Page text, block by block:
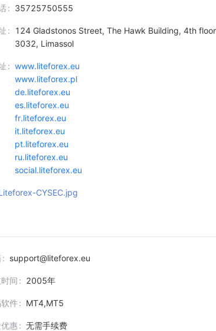
35725750555
124 Gladstonos Street, The Hawk Building, 4th
3032, Limassol
www.liteforex.eu
www.liteforex.pl
de.liteforex.eu
es.liteforex.eu
fr.liteforex.eu
it.liteforex.eu
pt.liteforex.eu
ru.liteforex.eu
social.liteforex.eu
CYSEC.jpg
support@liteforex.eu
间 2005年
件 MT4,MT5
惠 无需手续费